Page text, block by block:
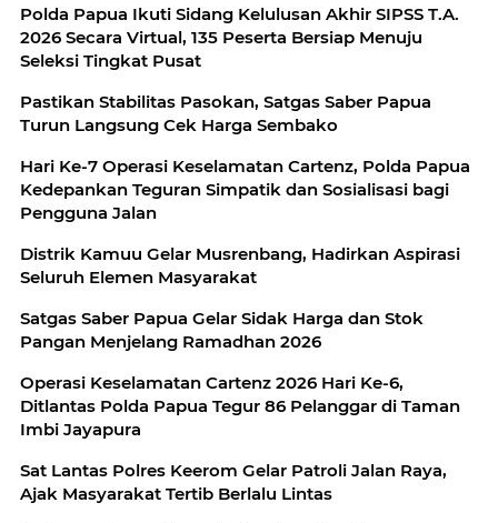
Polda Papua Ikuti Sidang Kelulusan Akhir SIPSS T.A.
2026 Secara Virtual, 135 Peserta Bersiap Menuju
Seleksi Tingkat Pusat
Pastikan Stabilitas Pasokan, Satgas Saber Papua
Turun Langsung Cek Harga Sembako
Hari Ke-7 Operasi Keselamatan Cartenz, Polda Papua
Kedepankan Teguran Simpatik dan Sosialisasi bagi
Pengguna Jalan
Distrik Kamuu Gelar Musrenbang, Hadirkan Aspirasi
Seluruh Elemen Masyarakat
Satgas Saber Papua Gelar Sidak Harga dan Stok
Pangan Menjelang Ramadhan 2026
Operasi Keselamatan Cartenz 2026 Hari Ke-6,
Ditlantas Polda Papua Tegur 86 Pelanggar di Taman
Imbi Jayapura
Sat Lantas Polres Keerom Gelar Patroli Jalan Raya,
Ajak Masyarakat Tertib Berlalu Lintas